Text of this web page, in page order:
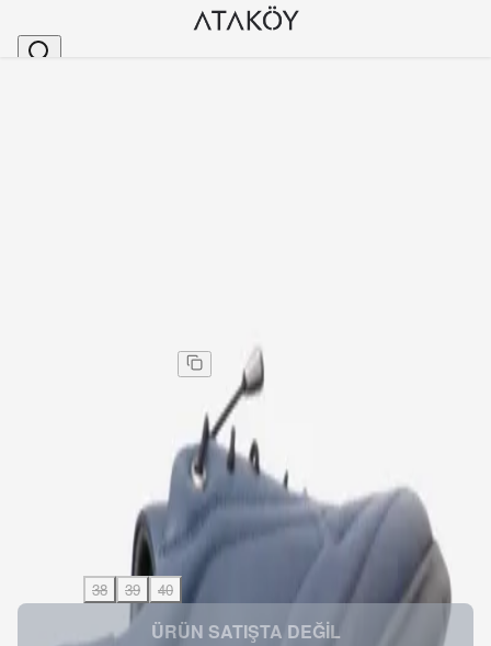
Kadın Hakiki Deri Ayakkabı Günlük Spor Lacivert
Kadın Hakiki Deri Ayakkabı Günlük Spor Lacivert
Aynı gün kargo
Bu ürün şu anda satışta değil
38 39 40
ÜRÜN SATIŞTA DEĞİL